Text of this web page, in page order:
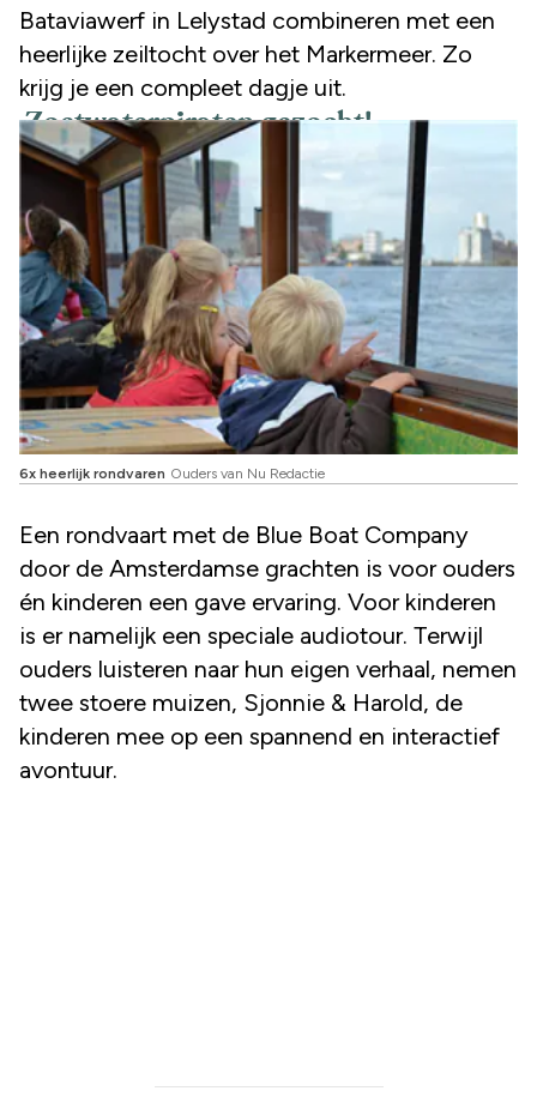
Bataviawerf in Lelystad combineren met een
heerlijke zeiltocht over het Markermeer. Zo
krijg je een compleet dagje uit.
Zoetwaterpiraten gezocht!
6x heerlijk rondvaren Ouders van Nu Redactie
Een rondvaart met de Blue Boat Company
door de Amsterdamse grachten is voor ouders
én kinderen een gave ervaring. Voor kinderen
is er namelijk een speciale audiotour. Terwijl
ouders luisteren naar hun eigen verhaal, nemen
twee stoere muizen, Sjonnie & Harold, de
kinderen mee op een spannend en interactief
avontuur.